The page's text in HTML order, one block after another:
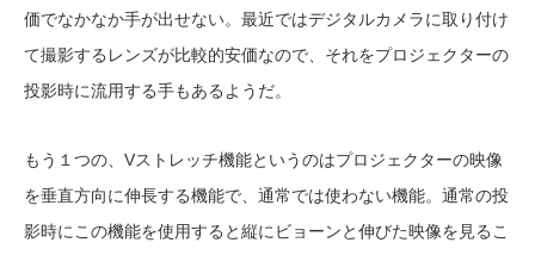
価でなかなか手が出せない。最近ではデジタルカメラに取り付け
て撮影するレンズが比較的安価なので、それをプロジェクターの
投影時に流用する手もあるようだ。
もう１つの、Vストレッチ機能というのはプロジェクターの映像
を垂直方向に伸長する機能で、通常では使わない機能。通常の投
影時にこの機能を使用すると縦にビョーンと伸びた映像を見るこ